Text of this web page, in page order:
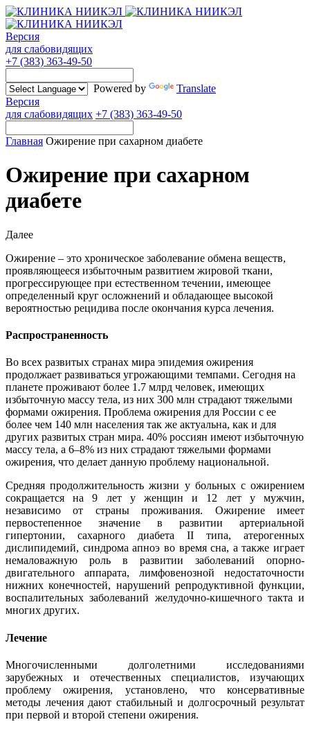
Версия
для слабовидящих
+7 (383) 363-49-50
Powered by
Translate
Версия
для слабовидящих +7 (383) 363-49-50
Главная Ожирение при сахарном диабете
Ожирение при сахарном
диабете
Далее
Ожирение – это хроническое заболевание обмена веществ,
проявляющееся избыточным развитием жировой ткани,
прогрессирующее при естественном течении, имеющее
определенный круг осложнений и обладающее высокой
вероятностью рецидива после окончания курса лечения.
Распространенность
Во всех развитых странах мира эпидемия ожирения
продолжает развиваться угрожающими темпами. Сегодня на
планете проживают более 1.7 млрд человек, имеющих
избыточную массу тела, из них 300 млн страдают тяжелыми
формами ожирения. Проблема ожирения для России с ее
более чем 140 млн населения так же актуальна, как и для
других развитых стран мира. 40% россиян имеют избыточную
массу тела, а 6–8% из них страдают тяжелыми формами
ожирения, что делает данную проблему национальной.
Средняя продолжительность жизни у больных с ожирением
сокращается на 9 лет у женщин и 12 лет у мужчин,
независимо от страны проживания. Ожирение имеет
первостепенное значение в развитии артериальной
гипертонии, сахарного диабета II типа, атерогенных
дислипидемий, синдрома апноэ во время сна, а также играет
немаловажную роль в развитии заболеваний опорно-
двигательного аппарата, лимфовенозной недостаточности
нижних конечностей, нарушений репродуктивной функции,
воспалительных заболеваний желудочно-кишечного такта и
многих других.
Лечение
Многочисленными долголетними исследованиями
зарубежных и отечественных специалистов, изучающих
проблему ожирения, установлено, что консервативные
методы лечения дают стабильный и долгосрочный результат
при первой и второй степени ожирения.